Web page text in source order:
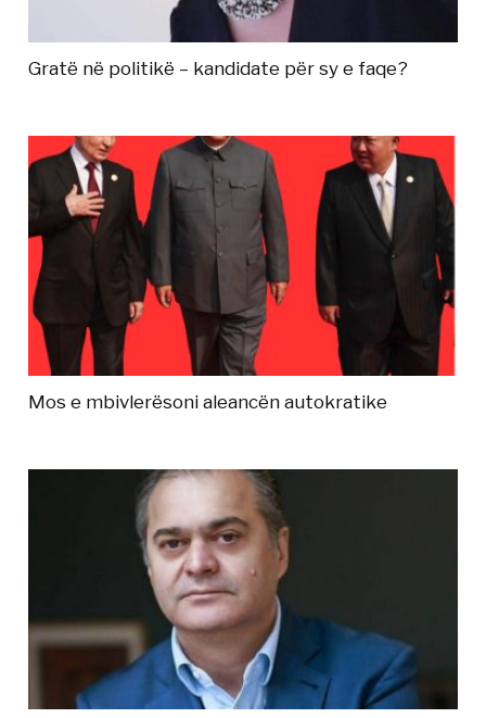
Gratë në politikë – kandidate për sy e faqe?
Mos e mbivlerësoni aleancën autokratike